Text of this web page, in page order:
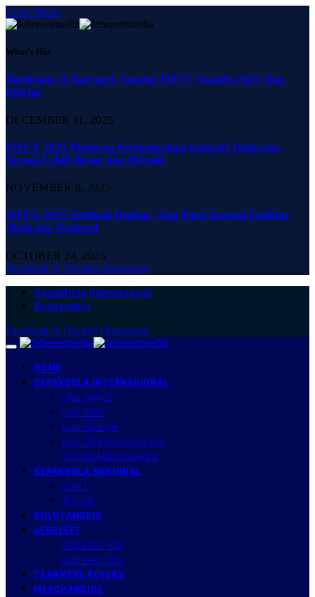
Close Menu
What's Hot
Hadirkan 21 Kategori, Santini JMTV Awards 2025 Siap
Digelar
DECEMBER 11, 2025
ISFEX 2025 Platform Pertumbuhan Industri Olahraga,
Terasa Lebih Besar dan Meriah
NOVEMBER 8, 2025
ISFEX 2025 Kembali Digelar, Siap Pacu Inovasi Fasilitas
Olahraga Nasional
OCTOBER 24, 2025
Facebook X (Twitter) Instagram
Sepakbola Internasional
Bulutangkis
Facebook X (Twitter) Instagram
HOME
SEPAKBOLA INTERNASIONAL
Liga Inggris
Liga Italia
Liga Spanyol
Liga Champion/Europa
Timnas Mancanegara
SEPAKBOLA NASIONAL
Liga 1
Timnas
BULUTANGKIS
JEBREEET
Jebreeet Talk
Jebreeet Tips
TRANMERE ROVERS
MERCHANDISE